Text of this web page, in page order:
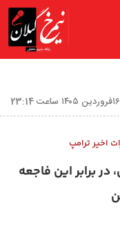
اخیر ترامپ
برابر این فاجعه